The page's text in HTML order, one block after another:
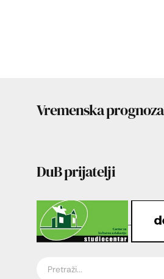
Vremenska prognoza
DuB prijatelji